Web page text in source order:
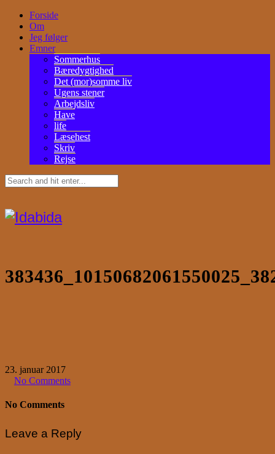
Forside
Om
Jeg følger
Emner
Sommerhus
Bæredygtighed
Det (mor)somme liv
Ugens stener
Arbejdsliv
Have
life
Læsehest
Skriv
Rejse
23. januar 2017
No Comments
No Comments
Leave a Reply